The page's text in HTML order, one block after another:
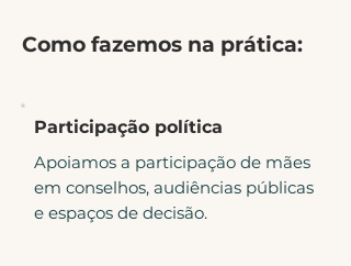
justamente fortalecer a transparência
Open Government Partnership (OGP)
implementação dessa polític
Como fazemos na prática:
Participação política
Apoiamos a participação de mães
em conselhos, audiências públicas
e espaços de decisão.